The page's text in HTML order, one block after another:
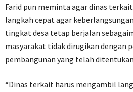
Farid pun meminta agar dinas
langkah cepat agar
tingkat desa tetap berjalan
masyarakat tidak dirugikan dengan
pembangunan yang telah
“Dinas terkait harus mengambil